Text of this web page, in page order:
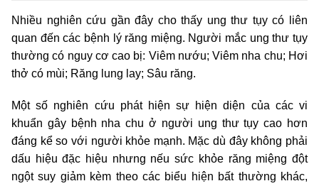
Nhiều nghiên cứu gần đây cho thấy ung thư tụy có liên
quan đến các bệnh lý răng miệng. Người mắc ung thư tụy
thường có nguy cơ cao bị: Viêm nướu; Viêm nha chu; Hơi
thở có mùi; Răng lung lay; Sâu răng.
Một số nghiên cứu phát hiện sự hiện diện của các vi
khuẩn gây bệnh nha chu ở người ung thư tụy cao hơn
đáng kể so với người khỏe mạnh. Mặc dù đây không phải
dấu hiệu đặc hiệu nhưng nếu sức khỏe răng miệng đột
ngột suy giảm kèm theo các biểu hiện bất thường khác,